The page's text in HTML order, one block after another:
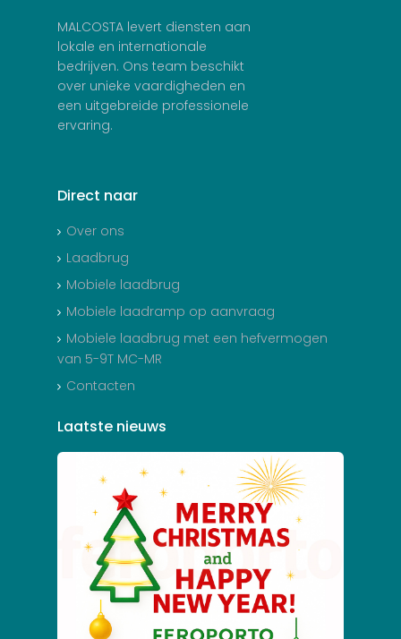
MALCOSTA levert diensten aan
lokale en internationale
bedrijven. Ons team beschikt
over unieke vaardigheden en
een uitgebreide professionele
ervaring.
Direct naar
Over ons
Laadbrug
Mobiele laadbrug
Mobiele laadramp op aanvraag
Mobiele laadbrug met een hefvermogen
van 5-9T MC-MR
Contacten
Laatste nieuws